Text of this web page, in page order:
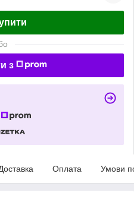
з
Оплата Умови